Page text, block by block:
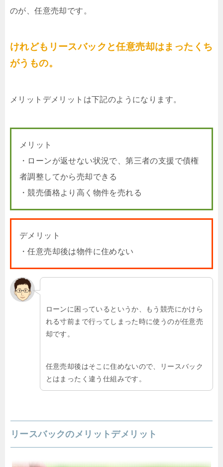
のが、任意売却です。
けれどもリースバックと任意売却はまったくち
がうもの。
メリットデメリットは下記のようになります。
メリット
・ローンが返せない状況で、第三者の支援で債権
者調整してから売却できる
・競売価格より高く物件を売れる
デメリット
・任意売却後は物件に住めない
ローンに困っているというか、もう競売にかけら
れる寸前まで行ってしまった時に使うのが任意売
却です。
任意売却後はそこに住めないので、リースバック
とはまったく違う仕組みです。
リースバックのメリットデメリット